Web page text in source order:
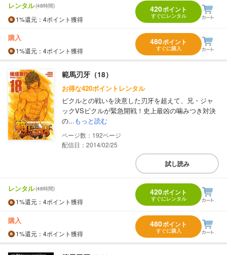
レンタル(48時間)
1%還元 ：4ポイント獲得
420ポイント
すぐにレンタル
購入
1%還元 ：4ポイント獲得
480ポイント
すぐに購入
範馬刃牙（18）
お得な420ポイントレンタル
ピクルとの戦いを決意した刃牙を超えて、兄・ジャ
ックVSピクルが緊急開戦！史上最凶の噛みつき対決
の...もっと読む
192
配信日：2014/02/25
試し読み
レンタル(48時間)
1%還元 ：4ポイント獲得
420ポイント
すぐにレンタル
購入
1%還元 ：4ポイント獲得
480ポイント
すぐに購入